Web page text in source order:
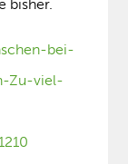
bisher.
bei-
Zu-viel-